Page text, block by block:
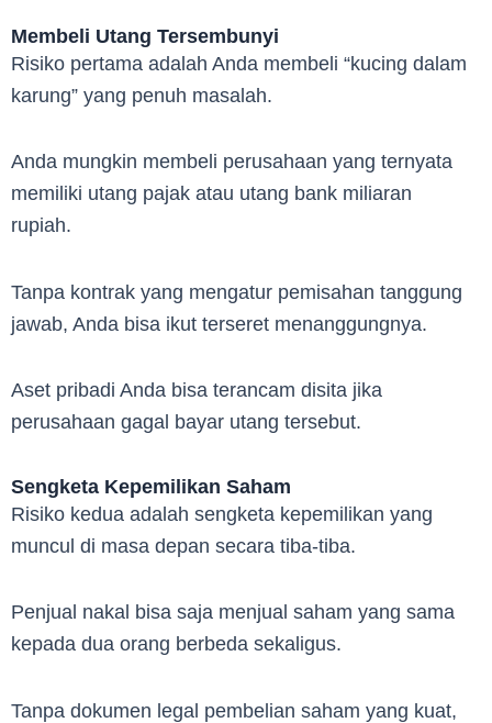
Membeli Utang Tersembunyi
Risiko pertama adalah Anda membeli “kucing dalam
karung” yang penuh masalah.
Anda mungkin membeli perusahaan yang ternyata
memiliki utang pajak atau utang bank miliaran
rupiah.
Tanpa kontrak yang mengatur pemisahan tanggung
jawab, Anda bisa ikut terseret menanggungnya.
Aset pribadi Anda bisa terancam disita jika
perusahaan gagal bayar utang tersebut.
Sengketa Kepemilikan Saham
Risiko kedua adalah sengketa kepemilikan yang
muncul di masa depan secara tiba-tiba.
Penjual nakal bisa saja menjual saham yang sama
kepada dua orang berbeda sekaligus.
Tanpa dokumen legal pembelian saham yang kuat,